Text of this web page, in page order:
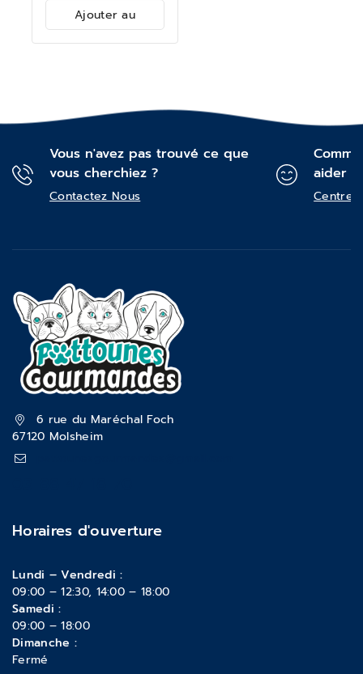
Ajouter au
panier
Vous n'avez pas trouvé ce que
vous cherchiez ?
Contactez Nous
aider ?
Centre
6 rue du Maréchal Foch
67120 Molsheim
Horaires d'ouverture
Lundi – Vendredi :
09:00 – 12:30, 14:00 – 18:00
Samedi :
09:00 – 18:00
Dimanche :
Fermé